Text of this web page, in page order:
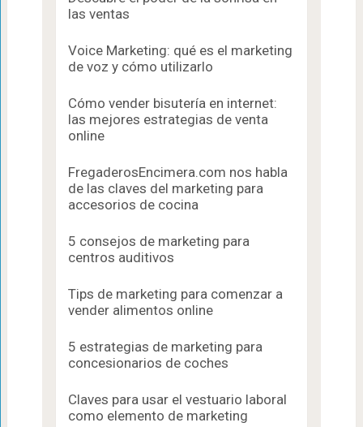
las ventas
Voice Marketing: qué es el marketing
de voz y cómo utilizarlo
Cómo vender bisutería en internet:
las mejores estrategias de venta
online
FregaderosEncimera.com nos habla
de las claves del marketing para
accesorios de cocina
5 consejos de marketing para
centros auditivos
Tips de marketing para comenzar a
vender alimentos online
5 estrategias de marketing para
concesionarios de coches
Claves para usar el vestuario laboral
como elemento de marketing